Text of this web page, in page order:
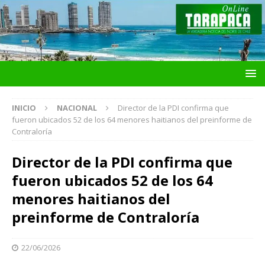
INICIO NACIONAL
Director de la PDI confirma que
fueron ubicados 52 de los 64 menores haitianos del preinforme de
Contraloría
Director de la PDI confirma que
fueron ubicados 52 de los 64
menores haitianos del
preinforme de Contraloría
22/06/2026